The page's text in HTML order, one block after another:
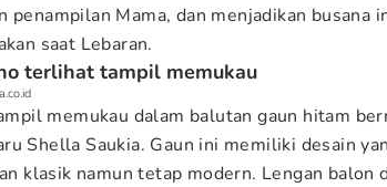
penampilan Mama, dan menjadikan busana
saat Lebaran.
terlihat tampil memukau
memukau dalam balutan gaun hitam
Shella Saukia. Gaun ini memiliki desain
klasik namun tetap modern. Lengan balon